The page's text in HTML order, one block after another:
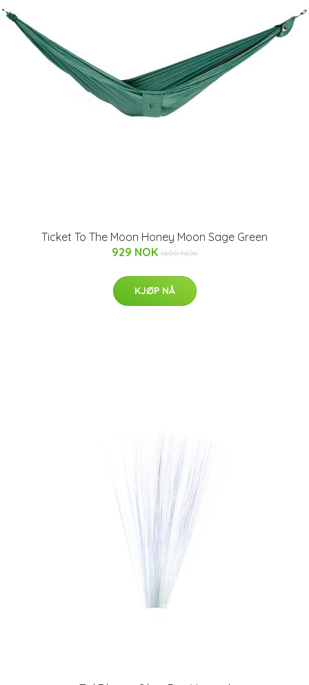
Ticket To The Moon Honey Moon Sage Green
929 NOK 1650 NOK
KJØP NÅ